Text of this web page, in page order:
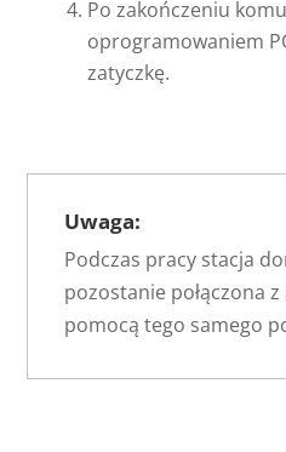
Po zakończeniu
oprogramowaniem
zatyczkę.
Uwaga:
Podczas pracy stacja
pozostanie połączona
pomocą tego samego